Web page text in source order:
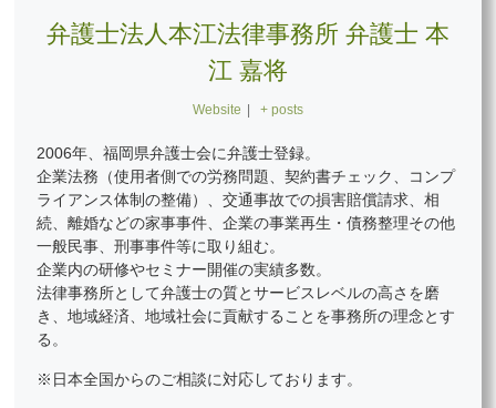
弁護士法人本江法律事務所 弁護士 本
江 嘉将
Website | + posts
2006年、福岡県弁護士会に弁護士登録。
企業法務（使用者側での労務問題、契約書チェック、コンプ
ライアンス体制の整備）、交通事故での損害賠償請求、相
続、離婚などの家事事件、企業の事業再生・債務整理その他
一般民事、刑事事件等に取り組む。
企業内の研修やセミナー開催の実績多数。
法律事務所として弁護士の質とサービスレベルの高さを磨
き、地域経済、地域社会に貢献することを事務所の理念とす
る。
※日本全国からのご相談に対応しております。